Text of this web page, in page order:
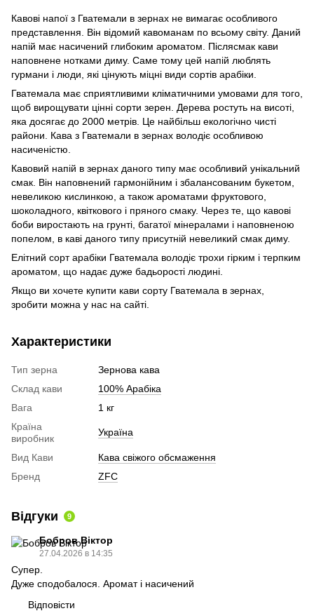
Кавові напої з Гватемали в зернах не вимагає особливого
представлення. Він відомий кавоманам по всьому світу. Даний
напій має насичений глибоким ароматом. Післясмак кави
наповнене нотками диму. Саме тому цей напій люблять
гурмани і люди, які цінують міцні види сортів арабіки.
Гватемала має сприятливими кліматичними умовами для того,
щоб вирощувати цінні сорти зерен. Дерева ростуть на висоті,
яка досягає до 2000 метрів. Це найбільш екологічно чисті
райони. Кава з Гватемали в зернах володіє особливою
насиченістю.
Кавовий напій в зернах даного типу має особливий унікальний
смак. Він наповнений гармонійним і збалансованим букетом,
невеликою кислинкою, а також ароматами фруктового,
шоколадного, квіткового і пряного смаку. Через те, що кавові
боби виростають на грунті, багатої мінералами і наповненою
попелом, в каві даного типу присутній невеликий смак диму.
Елітний сорт арабіки Гватемала володіє трохи гірким і терпким
ароматом, що надає дуже бадьорості людині.
Якщо ви хочете купити кави сорту Гватемала в зернах,
зробити можна у нас на сайті.
Характеристики
Тип зерна
Зернова кава
Склад кави
100% Арабіка
Вага
1 кг
Країна
виробник
Україна
Вид Кави
Кава свіжого обсмаження
Бренд
ZFC
Відгуки 9
Бобров Віктор
27.04.2026 в 14:35
Супер.
Дуже сподобалося. Аромат і насичений
Відповісти